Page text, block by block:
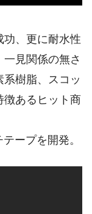
、更に耐水性
見関係の無さ
樹脂、スコッ
徴あるヒット商
ープを開発。